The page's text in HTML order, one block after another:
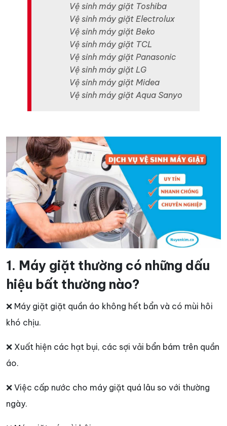
Vệ sinh máy giặt Toshiba
Vệ sinh máy giặt Electrolux
Vệ sinh máy giặt Beko
Vệ sinh máy giặt TCL
Vệ sinh máy giặt Panasonic
Vệ sinh máy giặt LG
Vệ sinh máy giặt Midea
Vệ sinh máy giặt Aqua Sanyo
1. Máy giặt thường có những dấu
hiệu bất thường nào?
❌ Máy giặt giặt quần áo không hết bẩn và có mùi hôi
khó chịu.
❌ Xuất hiện các hạt bụi, các sợi vải bẩn bám trên quần
áo.
❌ Việc cấp nước cho máy giặt quá lâu so với thường
ngày.